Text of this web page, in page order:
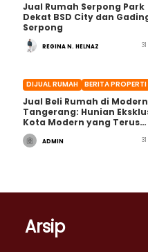
Jual Rumah Serpong Park
Dekat BSD City dan
Serpong
REGINA N. HELNAZ
DIJUAL RUMAH BERITA PROPERTI
Jual Beli Rumah di
Tangerang: Hunian
Kota Modern yang Terus
Berkembang
ADMIN
Arsip